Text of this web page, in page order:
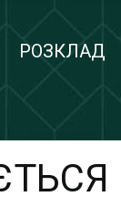
РОЗКЛАД